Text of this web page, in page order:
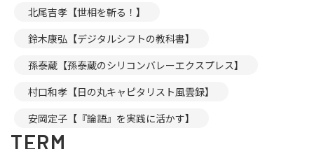
北尾吉孝【世相を斬る！】
鈴木康弘【デジタルシフトの教科書】
孫泰蔵【孫泰蔵のシリコンバレーエクスプレス】
村口和孝【日の丸キャピタリスト風雲録】
安岡定子【『論語』を実践に活かす】
TERM